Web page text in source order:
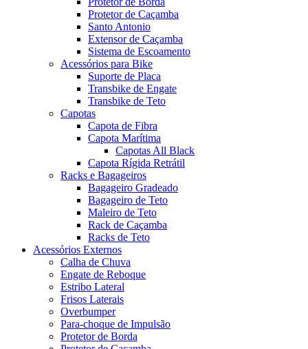
Protetor de Caçamba
Santo Antonio
Extensor de Caçamba
Sistema de Escoamento
Acessórios para Bike
Suporte de Placa
Transbike de Engate
Transbike de Teto
Capotas
Capota de Fibra
Capota Marítima
Capotas All Black
Capota Rígida Retrátil
Racks e Bagageiros
Bagageiro Gradeado
Bagageiro de Teto
Maleiro de Teto
Rack de Caçamba
Racks de Teto
Acessórios Externos
Calha de Chuva
Engate de Reboque
Estribo Lateral
Frisos Laterais
Overbumper
Para-choque de Impulsão
Protetor de Borda